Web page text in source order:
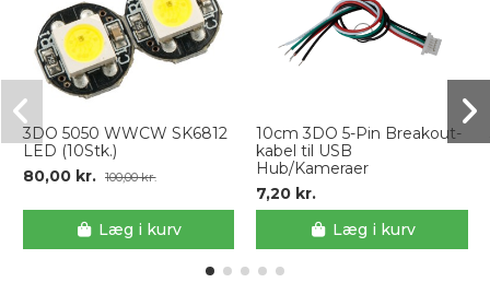
3DO 5050 WWCW SK6812
LED (10Stk.)
80,00 kr.
100,00 kr.
Læg i kurv
10cm 3DO 5-Pin Breakout-
kabel til USB
Hub/Kameraer
7,20 kr.
Læg i kurv